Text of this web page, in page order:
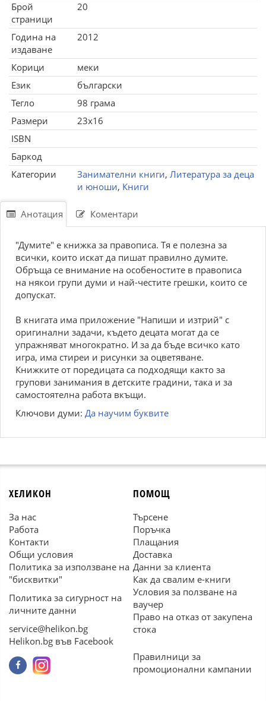
Брой
страници
20
Година на
издаване
2012
Корици
меки
Език
български
Тегло
98 грама
Размери
23x16
ISBN
Баркод
Категории
Занимателни книги, Литература за деца
и юноши, Книги
Анотация Коментари
"Думите" е книжка за правописа. Тя е полезна за
всички, които искат да пишат правилно думите.
Обръща се внимание на особеностите в правописа
на някои групи думи и най-честите грешки, които се
допускат.
В книгата има приложение "Напиши и изтрий" с
оригинални задачи, където децата могат да се
упражняват многократно. И за да бъде всичко като
игра, има стиреи и рисунки за оцветяване.
Книжките от поредицата са подходящи както за
групови занимания в детските градини, така и за
самостоятелна работа вкъщи.
Ключови думи: Да научим буквите
ХЕЛИКОН
За нас
Работа
Контакти
Общи условия
Политика за използване на
"бисквитки"
Политика за сигурност на
личните данни
service@helikon.bg
Helikon.bg във Facebook
ПОМОЩ
Търсене
Поръчка
Плащания
Доставка
Данни за клиента
Как да свалим е-книги
Условия за ползване на
ваучер
Право на отказ от закупена
стока
Правилници за
промоционални кампании